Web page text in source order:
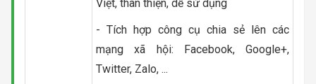
Việt, thân thiện, dễ sử dụng
- Tích hợp công cụ chia sẻ lên các
mạng xã hội: Facebook, Google+,
Twitter, Zalo, ...